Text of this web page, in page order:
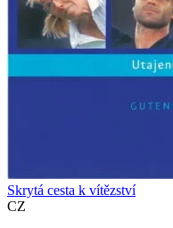
Skrytá cesta k vítězství
CZ